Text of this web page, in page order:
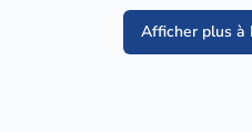
Afficher plus à